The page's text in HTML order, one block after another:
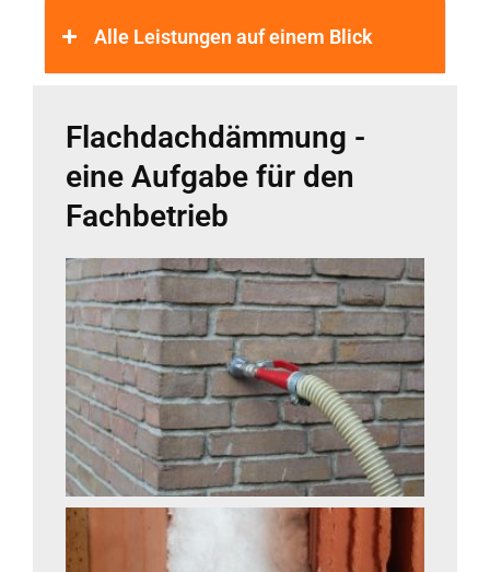
Alle Leistungen auf einem Blick
Flachdachdämmung -
eine Aufgabe für den
Fachbetrieb